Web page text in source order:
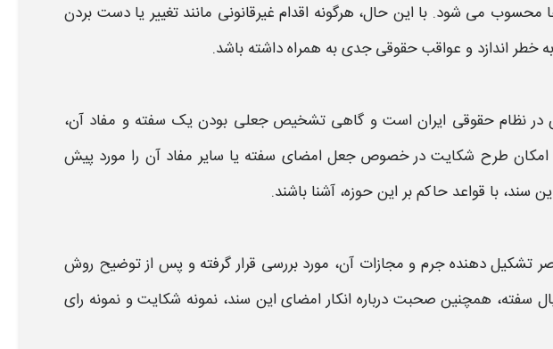
محسوب می‌ شود. با این حال، هرگونه اقدام غیرقانونی مانند تغییر یا دست‌ بردن
خطر اندازد و عواقب حقوقی جدی به همراه داشته باشد.
نظام حقوقی ایران است و گاهی تشخیصجعلی بودن یک سفته و مفاد آن،
امکان طرح شکایت در خصوصجعل امضای سفته یا سایر مفاد آن را مورد پیش
سند، با قواعد حاکم بر این حوزه، آشنا باشند.
تشکیل‌ دهندهجرم و مجازات آن، مورد بررسی قرار گرفته و پس از توضیح روش
سفته، همچنین صحبت درباره انکار امضایاین سند، نمونه شکایت و نمونه رای